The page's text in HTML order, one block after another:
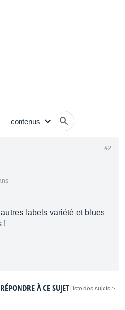
#2
labels variété et blues
!
< Liste des sujets
RÉPONDRE À CE SUJET